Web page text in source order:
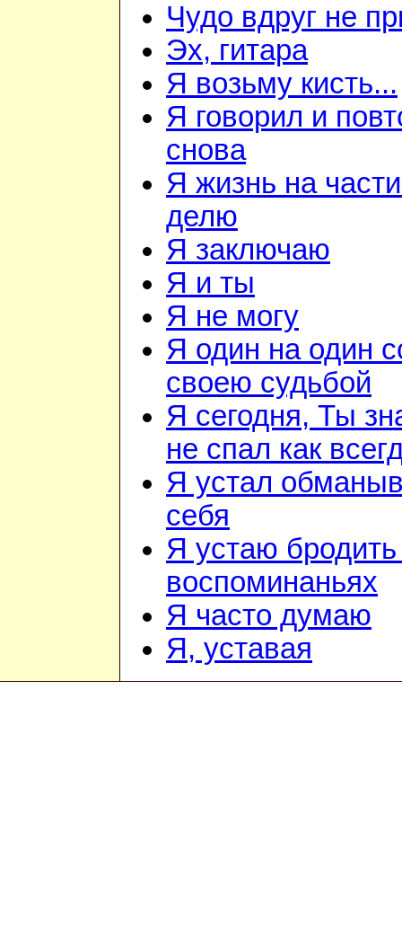
Чудо вдруг не
Эх, гитара
Я возьму кисть...
Я говорил и
снова
Я жизнь на
делю
Я заключаю
Я и ты
Я не могу
Я один на один
своею судьбой
Я сегодня, Ты
не спал как
Я устал
себя
Я устаю
воспоминаньях
Я часто думаю
Я, уставая